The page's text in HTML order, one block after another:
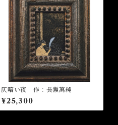
仄暗い夜 作：長瀬萬純
¥25,300